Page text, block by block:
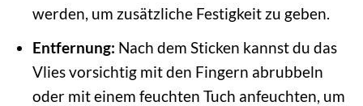
werden, um zusätzliche Festigkeit zu geben.
Entfernung: Nach dem Sticken kannst du das
Vlies vorsichtig mit den Fingern abrubbeln
oder mit einem feuchten Tuch anfeuchten, um